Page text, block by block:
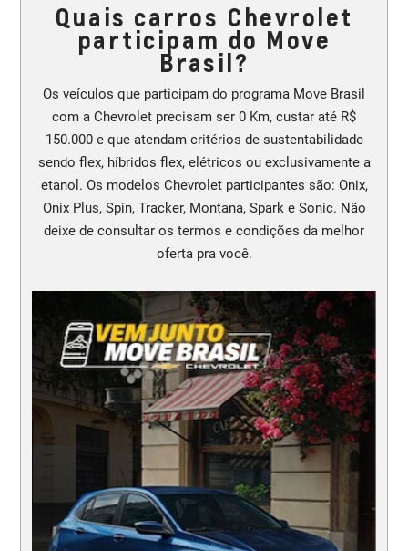
Quais carros Chevrolet
participam do Move
Brasil?
Os veículos que participam do programa Move Brasil
com a Chevrolet precisam ser 0 Km, custar até R$
150.000 e que atendam critérios de sustentabilidade
sendo flex, híbridos flex, elétricos ou exclusivamente a
etanol. Os modelos Chevrolet participantes são: Onix,
Onix Plus, Spin, Tracker, Montana, Spark e Sonic. Não
deixe de consultar os termos e condições da melhor
oferta pra você.